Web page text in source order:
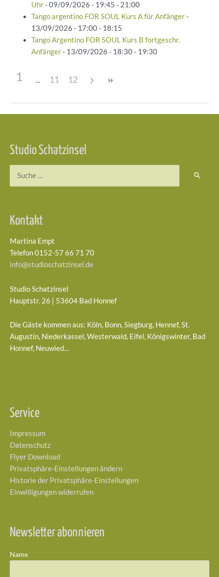
Uhr- 09/09/2026 - 19:45 - 21:00
Tango argentino FOR SOUL Kurs A für Anfänger-
13/09/2026 - 17:00 - 18:15
Tango Argentino FOR SOUL Kurs B fortgeschr.
Anfänger- 13/09/2026 - 18:30 - 19:30
1 11 12
Studio Schatzinsel
Kontakt
Martina Empt
Telefon 0152-57 66 71 70
info@studioschatzinsel.de
Studio Schatzinsel
Hauptstr. 26 | 53604 Bad Honnef
Die Gäste kommen aus: Köln, Bonn, Siegburg, Hennef, St.
Augustin, Niederkassel, Westerwald, Eifel, Königswinter, Bad
Honnef, Neuwied…
Service
Impressum
Datenschutz
Flyer Download
Privatsphäre-Einstellungen ändern
Historie der Privatsphäre-Einstellungen
Einwilligungen widerrufen
Newsletter abonnieren
Name